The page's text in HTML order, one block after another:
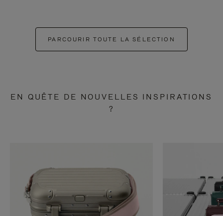
PARCOURIR TOUTE LA SÉLECTION
EN QUÊTE DE NOUVELLES INSPIRATIONS
?